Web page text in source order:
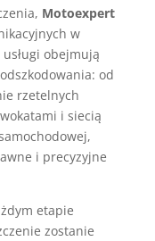
Motoexpert
w
obejmują
od
rzetelnych
i siecią
i precyzyjne
etapie
zostanie